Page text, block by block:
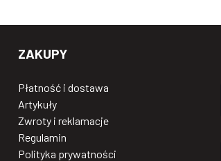
ZAKUPY
Płatność i dostawa
Artykuły
Zwroty i reklamacje
Regulamin
Polityka prywatności